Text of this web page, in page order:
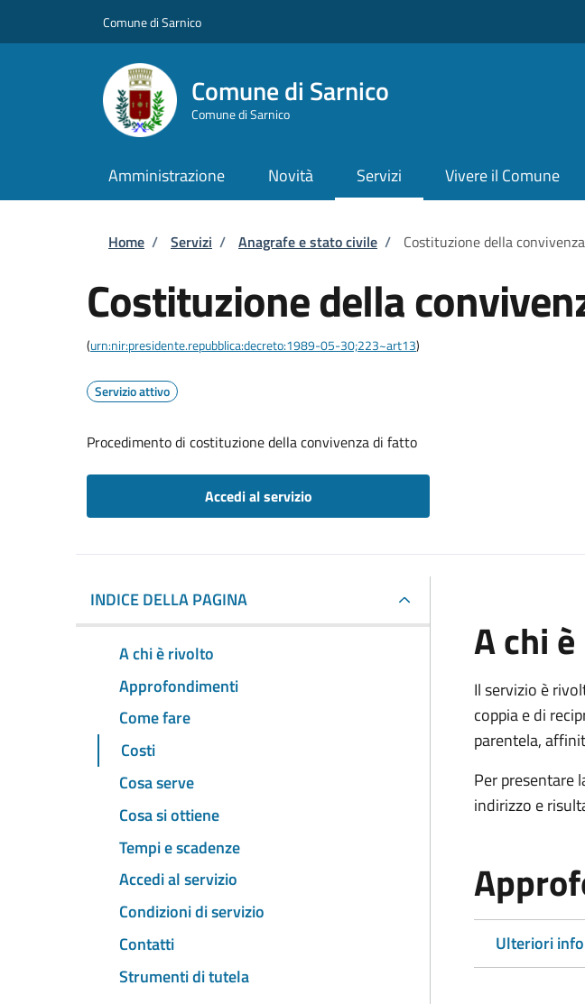
Comune di Sarnico
Comune di Sarnico
Comune di Sarnico
Amministrazione Novità Servizi Vivere il Comune
Briciole di pane
Home / Servizi / Anagrafe e stato civile / Costituzione della
Costituzione della
(urn:nir:presidente.repubblica:decreto:1989-05-30;223~art13)
Servizio attivo
Procedimento di costituzione della convivenza di fatto
Accedi al servizio
INDICE DELLA PAGINA
A chi è rivolto
Approfondimenti
Come fare
Costi
Cosa serve
Cosa si ottiene
Tempi e scadenze
Accedi al servizio
Condizioni di servizio
Contatti
Strumenti di tutela
A chi
Il servizio è
coppia e di
parentela,
Per presentare
indirizzo e
Ulteriori